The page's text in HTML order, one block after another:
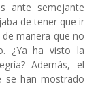
ante semejante
de tener que ir
de manera que no
¿Ya ha visto la
Además, el
se han mostrado